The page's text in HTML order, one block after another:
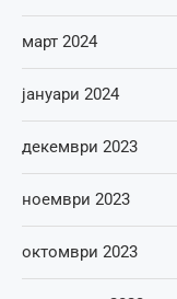
март 2024
јануари 2024
декември 2023
ноември 2023
октомври 2023